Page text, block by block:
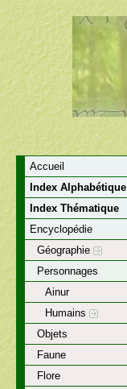
Accueil
Index Alphabétique
Index Thématique
Encyclopédie
Géographie
Personnages
Ainur
Humains
Objets
Faune
Flore